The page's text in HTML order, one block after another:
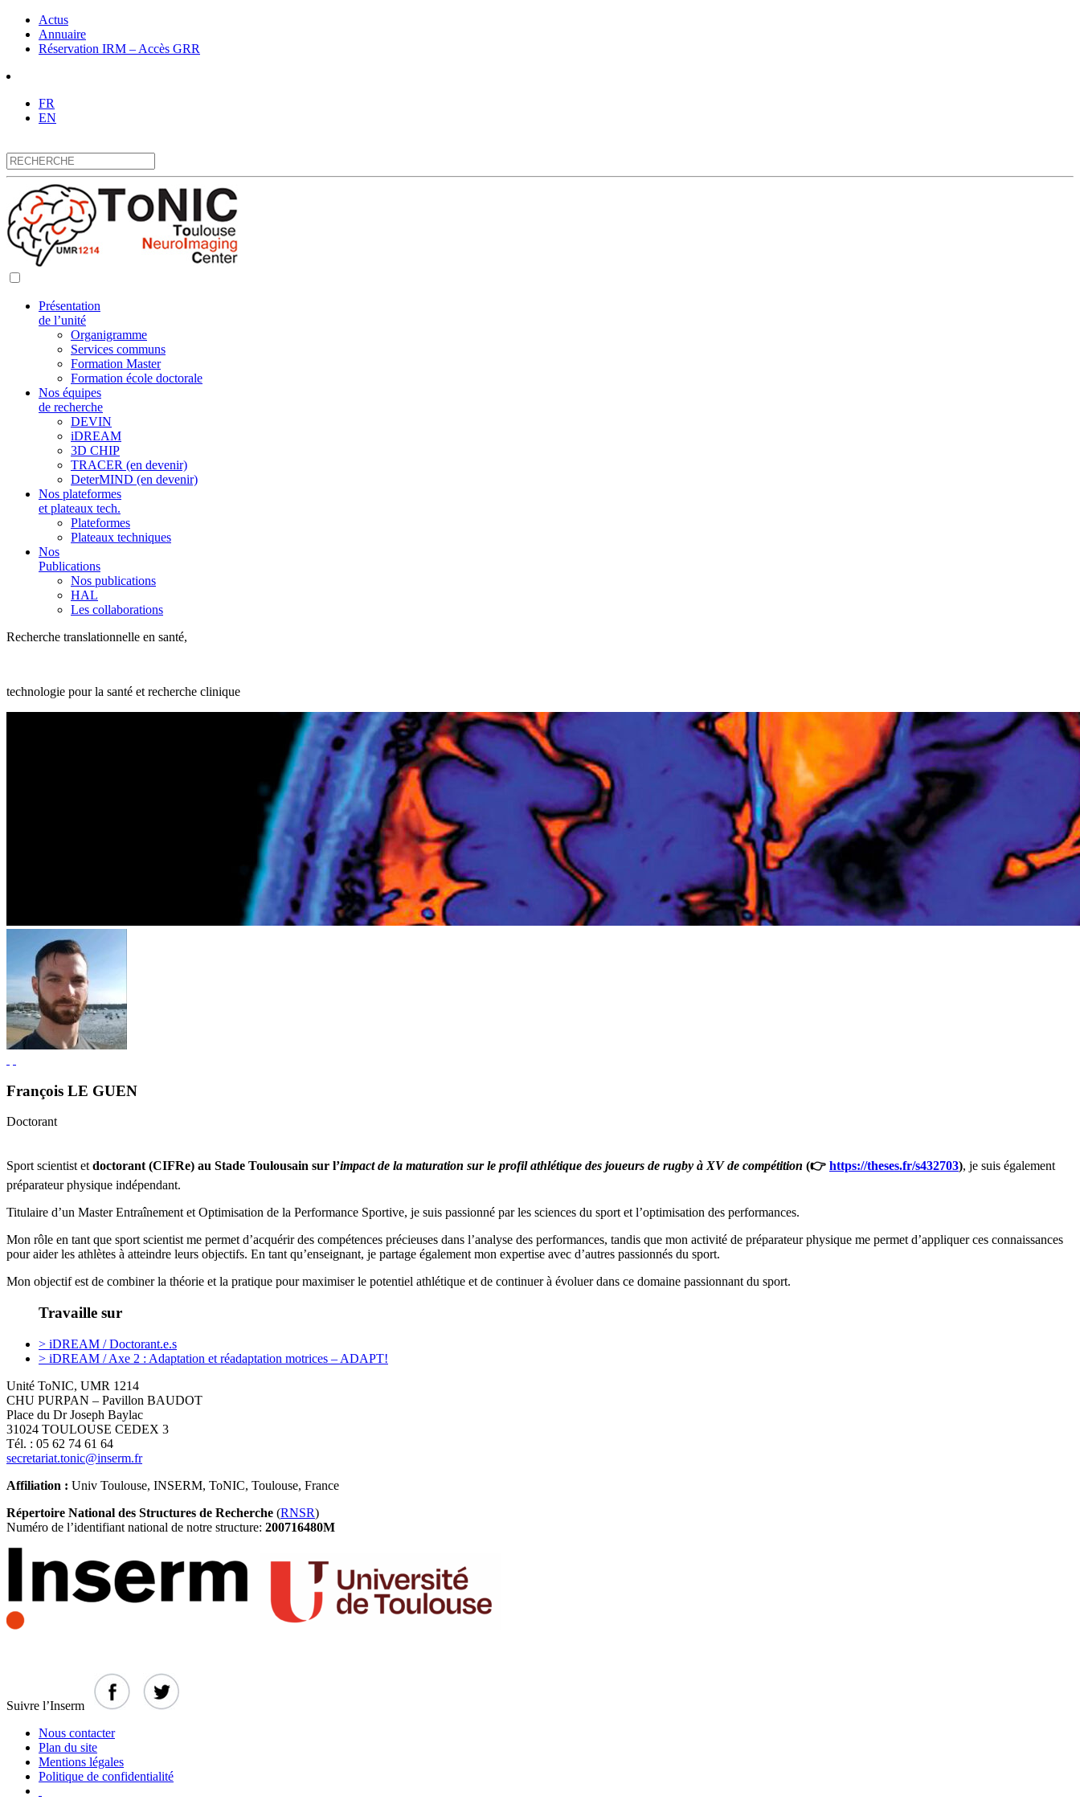
Actus
Annuaire
Réservation IRM – Accès GRR
FR
EN
Présentation
de l’unité
Organigramme
Services communs
Formation Master
Formation école doctorale
Nos équipes
de recherche
DEVIN
iDREAM
3D CHIP
TRACER (en devenir)
DeterMIND (en devenir)
Nos plateformes
et plateaux tech.
Plateformes
Plateaux techniques
Nos
Publications
Nos publications
HAL
Les collaborations
Recherche translationnelle en santé,
technologie pour la santé et recherche clinique
François LE GUEN
Doctorant
Sport scientist etdoctorant (CIFRe) au Stade Toulousain sur l’impact de la maturation sur le profil athlétique des joueurs de rugby à XV de compétition (👉 https://theses.fr/s432703), je suis également
préparateur physique indépendant.
Titulaire d’un Master Entraînement et Optimisation de la Performance Sportive, je suis passionné par les sciences du sport et l’optimisation des performances.
Mon rôle en tant que sport scientist me permet d’acquérir des compétences précieuses dans l’analyse des performances, tandis que mon activité de préparateur physique me permet d’appliquer ces connaissances
pour aider les athlètes à atteindre leurs objectifs. En tant qu’enseignant, je partage également mon expertise avec d’autres passionnés du sport.
Mon objectif est de combiner la théorie et la pratique pour maximiser le potentiel athlétique et de continuer à évoluer dans ce domaine passionnant du sport.
Travaille sur
> iDREAM / Doctorant.e.s
> iDREAM / Axe 2 : Adaptation et réadaptation motrices – ADAPT!
Unité ToNIC, UMR 1214
CHU PURPAN – Pavillon BAUDOT
Place du Dr Joseph Baylac
31024 TOULOUSE CEDEX 3
Tél. : 05 62 74 61 64
secretariat.tonic@inserm.fr
Affiliation : Univ Toulouse, INSERM, ToNIC, Toulouse, France
Répertoire National des Structures de Recherche (RNSR)
Numéro de l’identifiant national de notre structure: 200716480M
Suivre l’Inserm
Nous contacter
Plan du site
Mentions légales
Politique de confidentialité